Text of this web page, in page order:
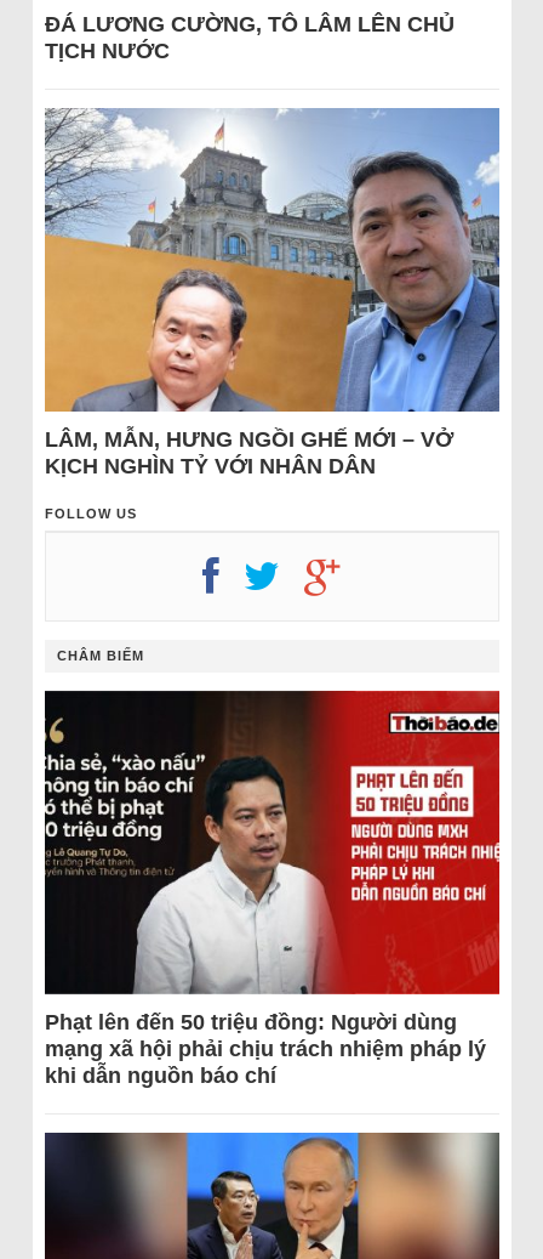
ĐÁ LƯƠNG CƯỜNG, TÔ LÂM LÊN CHỦ
TỊCH NƯỚC
LÂM, MẪN, HƯNG NGỒI GHẾ MỚI – VỞ
KỊCH NGHÌN TỶ VỚI NHÂN DÂN
FOLLOW US
CHÂM BIẾM
Phạt lên đến 50 triệu đồng: Người dùng
mạng xã hội phải chịu trách nhiệm pháp lý
khi dẫn nguồn báo chí